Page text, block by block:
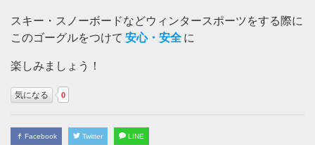
スキー・スノーボードなどウィンタースポーツをする際に
このゴーグルをつけて 安心・安全 に
楽しみましょう！
気になる 0
Facebook Twitter LINE